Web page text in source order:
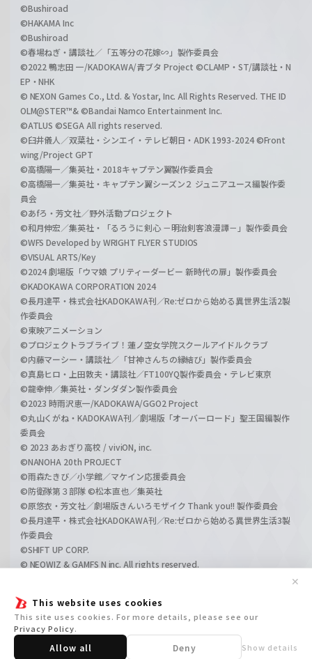
This website uses cookies
This site uses cookies. For more details, please see our
Privacy Policy.
Allow all Deny Show details
✕
©Bushiroad
©HAKAMA Inc
©Bushiroad
©春場ねぎ・講談社／「五等分の花嫁∽」製作委員会
©2022 鴨志田 一/KADOKAWA/青ブタ Project ©CLAMP・ST/講談社・N
EP・NHK
© NEXON Games Co., Ltd. & Yostar, Inc. All Rights Reserved. THE ID
OLM@STER™& ©Bandai Namco Entertainment Inc.
©ATLUS ©SEGA All rights reserved.
©臼井儀人／双葉社・シンエイ・テレビ朝日・ADK 1993-2024 ©Front
wing/Project GPT
©高橋陽一／集英社・2018キャプテン翼製作委員会
©高橋陽一／集英社・キャプテン翼シーズン２ ジュニアユース編製作委
員会
©あfろ・芳文社／野外活動プロジェクト
©和月伸宏／集英社・「るろうに剣心 －明治剣客浪漫譚－」製作委員会
©WFS Developed by WRIGHT FLYER STUDIOS
©VISUAL ARTS/Key
©2024 劇場版「ウマ娘 プリティーダービー 新時代の扉」製作委員会
©KADOKAWA CORPORATION 2024
©長月達平・株式会社KADOKAWA刊／Re:ゼロから始める異世界生活2製
作委員会
©東映アニメーション
©プロジェクトラブライブ！蓮ノ空女学院スクールアイドルクラブ
©内藤マーシー・講談社／「甘神さんちの縁結び」製作委員会
©真島ヒロ・上田敦夫・講談社／FT100YQ製作委員会・テレビ東京
©龍幸伸／集英社・ダンダダン製作委員会
©2023 時雨沢恵一/KADOKAWA/GGO2 Project
©丸山くがね・KADOKAWA刊／劇場版「オーバーロード」聖王国編製作
委員会
© 2023 あおぎり高校 / viviON, inc.
©NANOHA 20th PROJECT
©雨森たきび／小学館／マケイン応援委員会
©防衛隊第３部隊 ©松本直也／集英社
©原悠衣・芳文社／劇場版きんいろモザイク Thank you!! 製作委員会
©長月達平・株式会社KADOKAWA刊／Re:ゼロから始める異世界生活3製
作委員会
©SHIFT UP CORP.
© NEOWIZ & GAMFS N inc. All rights reserved.
©GIRLS und PANZER Film Projekt
©GIRLS und PANZER Finale Projekt